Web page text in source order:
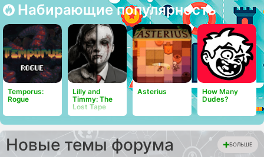
Набирающие популярность
Temporus:
Rogue
Lilly and
Timmy: The
Lost Tape
Asterius
How Many
Dudes?
Новые темы форума БОЛЬШЕ